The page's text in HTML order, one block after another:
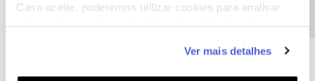
Caso aceite, poderemos utilizar cookies para analisar
funcionalidades (cookies de personalização e
funcionalidade) e adaptar anúncios aos seus interesses
Ver mais detalhes